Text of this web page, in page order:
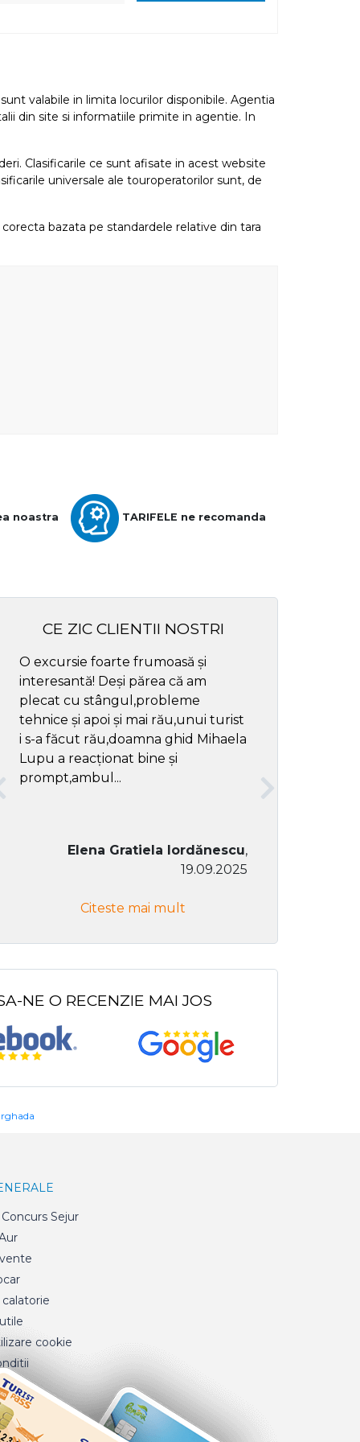
valabile in limita locurilor disponibile. Agentia
din site si informatiile primite in agentie. In
Clasificarile ce sunt afisate in acest website
universale ale touroperatorilor sunt, de
bazata pe standardele relative din tara
noastra TARIFELE ne recomanda
CE ZIC CLIENTII NOSTRI
O excursie foarte frumoasă și
interesantă! Deși părea că am
plecat cu stângul,probleme
tehnice și apoi și mai rău,unui turist
i s-a făcut rău,doamna ghid Mihaela
Lupu a reacționat bine și
prompt,ambul...
Elena Gratiela Iordănescu,
19.09.2025
Citeste mai mult
NE O RECENZIE MAI JOS
Sejur
cookie